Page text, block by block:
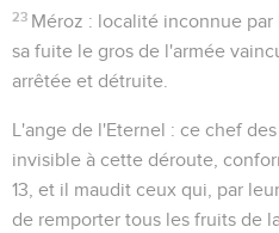
23 Méroz : localité inconnue par
sa fuite le gros de l'armée
arrêtée et détruite.
L'ange de l'Eternel : ce chef
invisible à cette déroute,
13, et il maudit ceux qui, par
de remporter tous les fruits de